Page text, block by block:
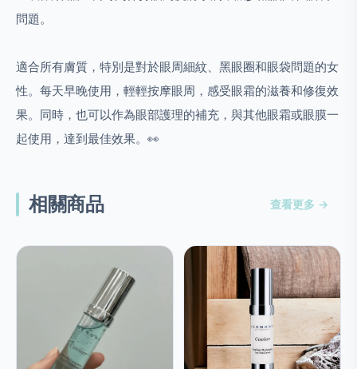
問題。
適合所有膚質，特別是對於眼周細紋、黑眼圈和眼袋問題的女
性。每天早晚使用，輕輕按摩眼周，感受眼霜的滋養和修復效
果。同時，也可以作為眼部護理的補充，與其他眼霜或眼膜一
起使用，達到最佳效果。👀
相關商品 查看更多 →